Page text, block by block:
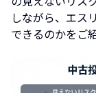
しながら、エス
できるのかをご